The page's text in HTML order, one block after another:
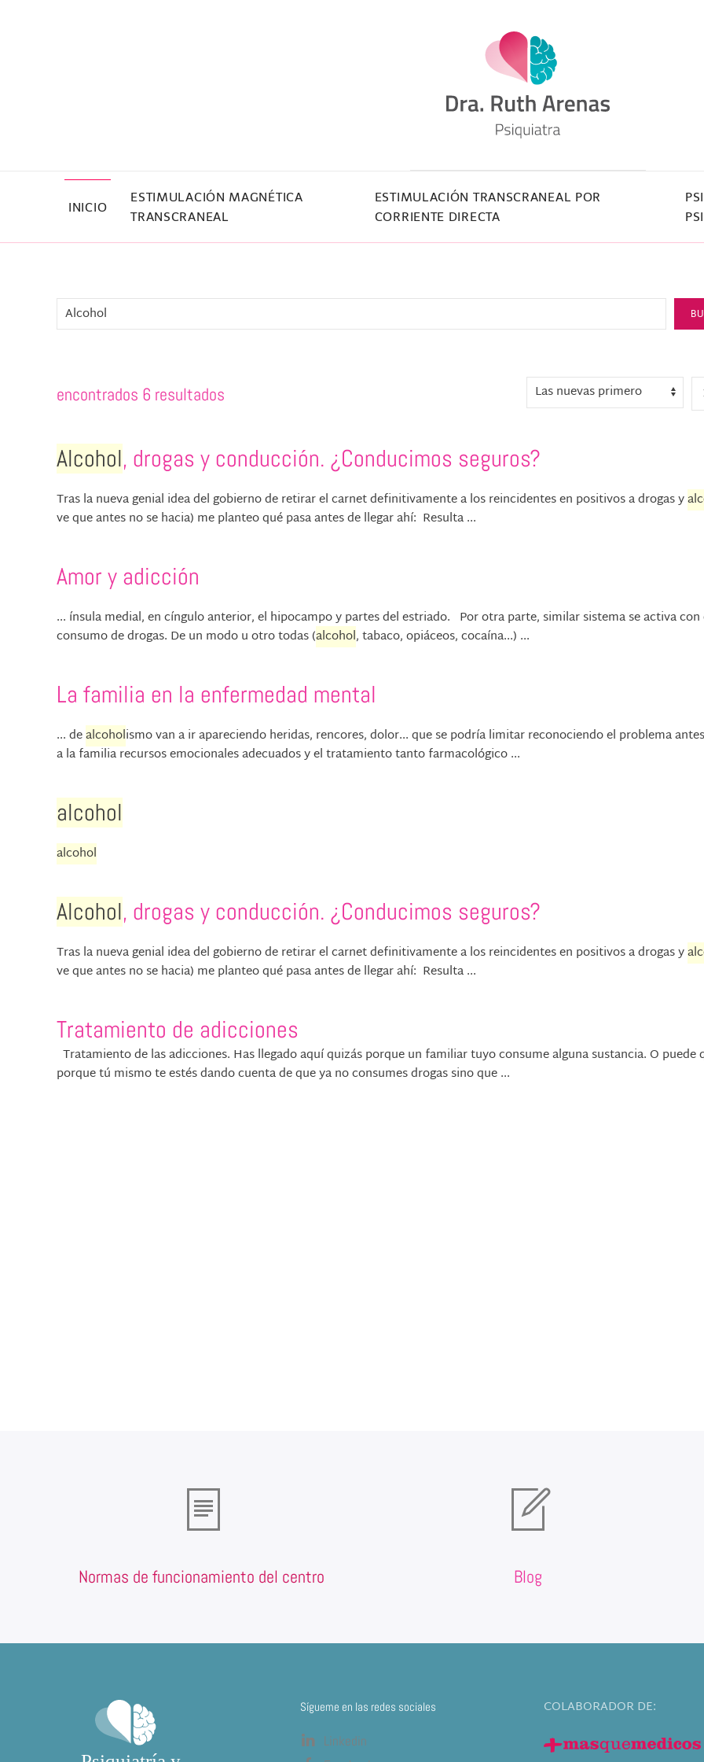
INICIO
ESTIMULACIÓN MAGNÉTICA
TRANSCRANEAL
ESTIMULACIÓN TRANSCRANEAL POR
CORRIENTE DIRECTA
encontrados 6 resultados
Alcohol, drogas y conducción. ¿Conducimos seguros?
Tras la nueva genial idea del gobierno de retirar el carnet definitivamente a los reincidentes en positivos a drogas y
ve que antes no se hacia) me planteo qué pasa antes de llegar ahí: Resulta ...
Amor y adicción
... ínsula medial, en cíngulo anterior, el hipocampo y partes del estriado. Por otra parte, similar sistema se activa con
consumo de drogas. De un modo u otro todas (alcohol, tabaco, opiáceos, cocaína...) ...
La familia en la enfermedad mental
... dealcoholismo van a ir apareciendo heridas, rencores, dolor... que se podría limitar reconociendo el problema
a la familia recursos emocionales adecuados y el tratamiento tanto farmacológico ...
alcohol
alcohol
Alcohol, drogas y conducción. ¿Conducimos seguros?
Tras la nueva genial idea del gobierno de retirar el carnet definitivamente a los reincidentes en positivos a drogas y
ve que antes no se hacia) me planteo qué pasa antes de llegar ahí: Resulta ...
Tratamiento de adicciones
Tratamiento de las adicciones. Has llegado aquí quizás porque un familiar tuyo consume alguna sustancia. O puede
porque tú mismo te estés dando cuenta de que ya no consumes drogas sino que ...
Normas de funcionamiento del centro Blog
Sígueme en las redes sociales
Linkedin
COLABORADOR DE: